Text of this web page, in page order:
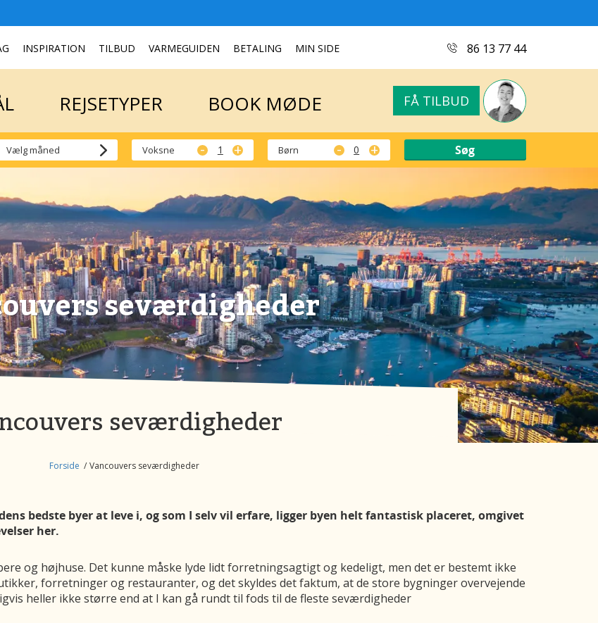
86 13 77 44
INSPIRATION TILBUD VARMEGUIDEN BETALING MIN SIDE
REJSETYPER BOOK MØDE FÅ TILBUD
REJSETYPER BOOK MØDE FÅ TILBUD
Voksne - + Børn - +
seværdigheder
seværdigheder
Forside Vancouvers seværdigheder
bedste byer at leve i, og som I selv vil erfare, ligger byen helt fantastisk placeret, omgivet
her.
og højhuse. Det kunne måske lyde lidt forretningsagtigt og kedeligt, men det er bestemt ikke
forretninger og restauranter, og det skyldes det faktum, at de store bygninger overvejende
heller ikke større end at I kan gå rundt til fods til de fleste seværdigheder